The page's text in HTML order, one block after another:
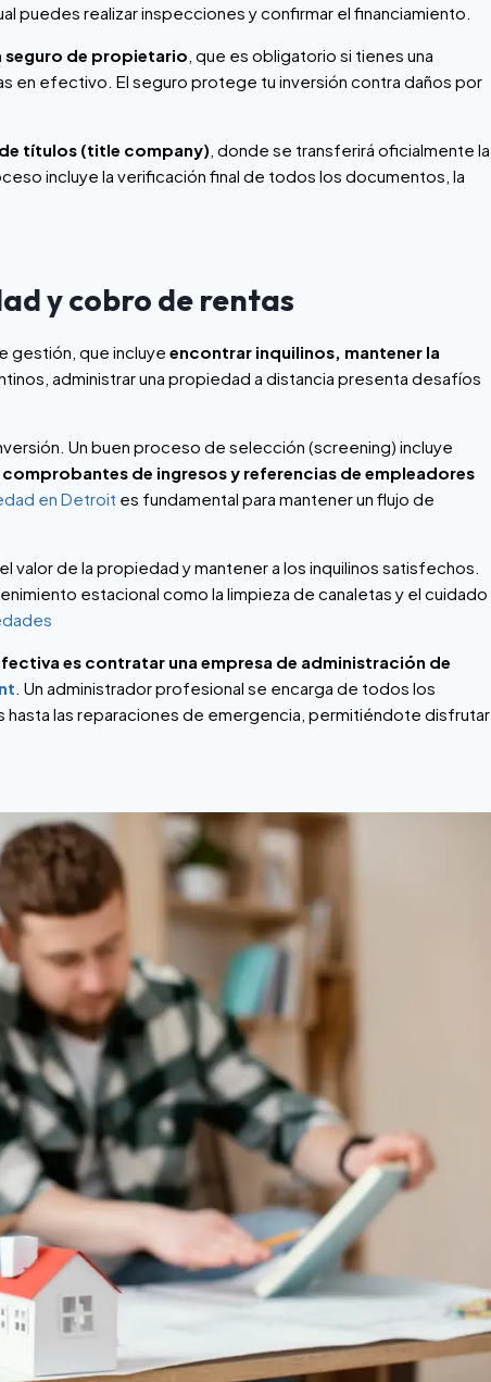
puedes realizar inspecciones y confirmar el financiamiento.
seguro de propietario, que es obligatorio si tienes una
en efectivo. El seguro protege tu inversión contra daños por
de títulos (title company), donde se transferirá oficialmente la
incluye la verificación final de todos los documentos, la
y cobro de rentas
gestión, que incluye encontrar inquilinos, mantener la
administrar una propiedad a distancia presenta desafíos
Un buen proceso de selección (screening) incluye
de ingresos y referencias de empleadores
en Detroit es fundamental para mantener un flujo de
valor de la propiedad y mantener a los inquilinos satisfechos.
estacional como la limpieza de canaletas y el cuidado
es contratar una empresa de administración de
. Un administrador profesional se encarga de todos los
las reparaciones de emergencia, permitiéndote disfrutar